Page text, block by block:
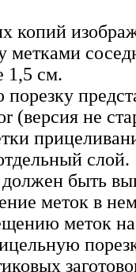
копий
1,5 см.
(версия не
слой.
быть
меток в
меток